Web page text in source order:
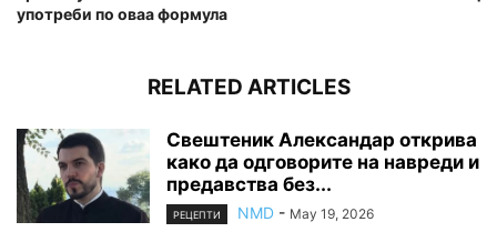
употреби по оваа формула
RELATED ARTICLES
Свештеник Александар открива
како да одговорите на навреди и
предавства без...
РЕЦЕПТИ NMD - May 19, 2026